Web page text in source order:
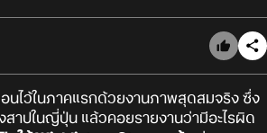
นไว้ในภาคแรกด้วยงานภาพสุดสมจริง ซึ่ง
สาปในญี่ปุ่น แล้วคอยรายงานว่ามีอะไรผิด